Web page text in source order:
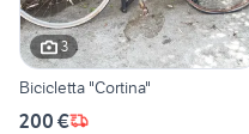
3
Bicicletta "Cortina"
200 €